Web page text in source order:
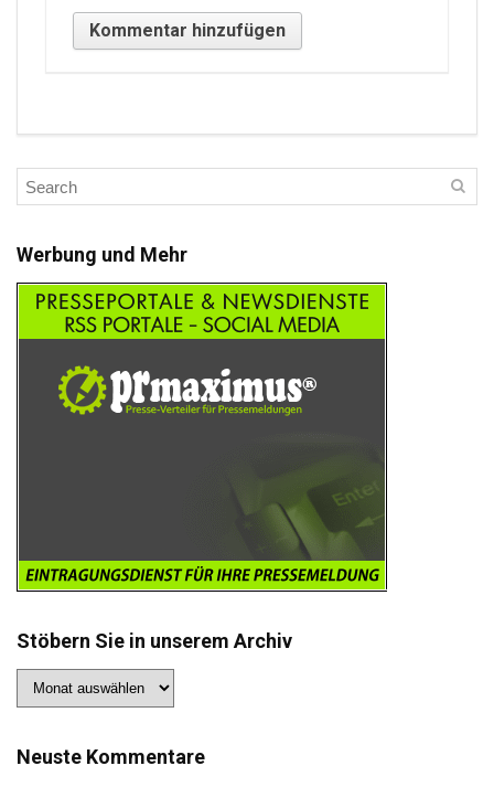
Werbung und Mehr
Stöbern Sie in unserem Archiv
Sie
Archiv
Neuste Kommentare